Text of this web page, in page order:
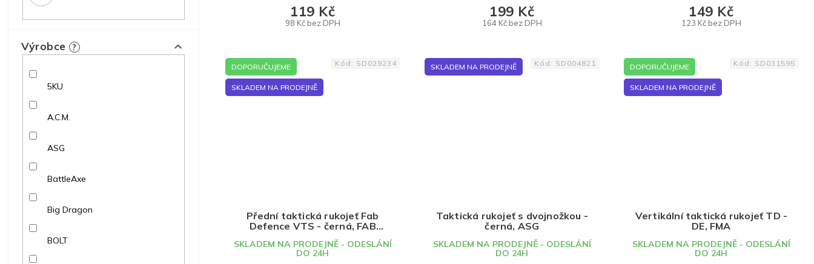
Výrobce ?
5KU
A.C.M.
ASG
BattleAxe
Big Dragon
BOLT
98 Kč bez DPH
119 Kč
164 Kč bez DPH
199 Kč
123 Kč bez DPH
149 Kč
DOPORUČUJEME
SKLADEM NA PRODEJNĚ
Přední taktická rukojeť Fab
Defence VTS - černá, FAB
Deffense
SKLADEM NA PRODEJNĚ - ODESLÁNÍ
DO 24H
Kód: SD029234 SKLADEM NA PRODEJNĚ
Taktická rukojeť s dvojnožkou -
černá, ASG
SKLADEM NA PRODEJNĚ - ODESLÁNÍ
DO 24H
Kód: SD004821 DOPORUČUJEME
SKLADEM NA PRODEJNĚ
Vertikální taktická rukojeť TD -
DE, FMA
SKLADEM NA PRODEJNĚ - ODESLÁNÍ
DO 24H
Kód: SD031595